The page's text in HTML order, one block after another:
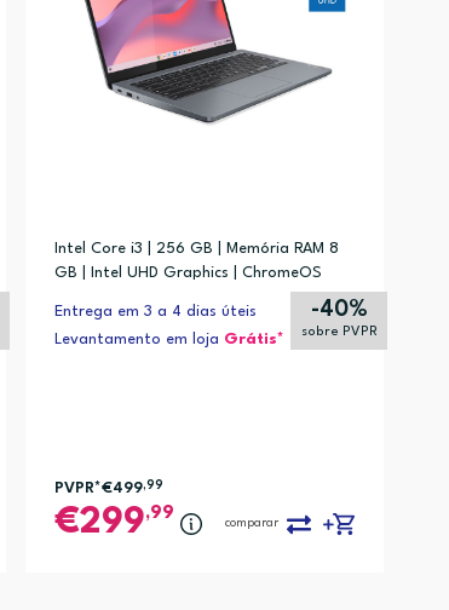
Intel Core i3 | 256 GB | Memória RAM 8
GB | Intel UHD Graphics | ChromeOS
Entrega em 3 a 4 dias úteis
Levantamento em loja Grátis*
-40%
sobre PVPR
PVPR*€499,99
299,99
comparar